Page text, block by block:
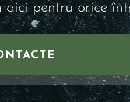
aici pentru orice